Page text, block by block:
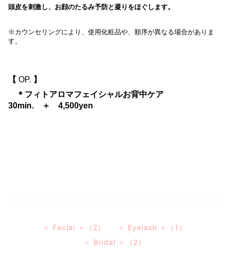
頭皮を刺激し、お顔のたるみ予防と凝りをほぐします。
※カウンセリングにより、使用化粧品や、順序が異なる場合がありま
す。
【 OP. 】
＊フィトアロマフェイシャルお背中ケア
30min. ＋ 4,500yen
＜ Facial ＞（2）
＜ Eyelash ＞（1）
＜ Bridal ＞（2）